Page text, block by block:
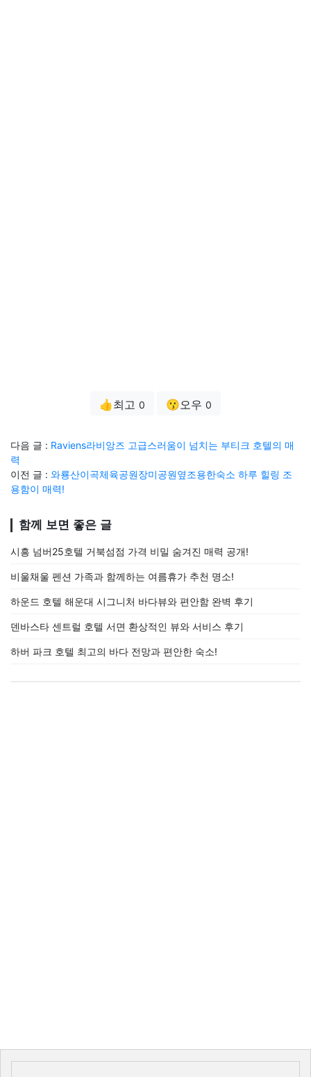
👍최고 0 😗오우 0
다음 글 : Raviens라비앙즈 고급스러움이 넘치는 부티크 호텔의 매
력
이전 글 : 와룡산이곡체육공원장미공원옆조용한숙소 하루 힐링 조
용함이 매력!
함께 보면 좋은 글
시흥 넘버25호텔 거북섬점 가격 비밀 숨겨진 매력 공개!
비울채울 펜션 가족과 함께하는 여름휴가 추천 명소!
하운드 호텔 해운대 시그니처 바다뷰와 편안함 완벽 후기
덴바스타 센트럴 호텔 서면 환상적인 뷰와 서비스 후기
하버 파크 호텔 최고의 바다 전망과 편안한 숙소!